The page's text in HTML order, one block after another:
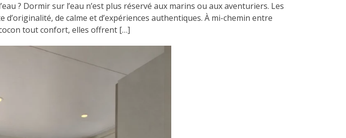
? Dormir sur l’eau n’est plus réservé aux marins ou aux aventuriers. Les
de calme et d’expériences authentiques. À mi-chemin entre
tout confort, elles offrent […]